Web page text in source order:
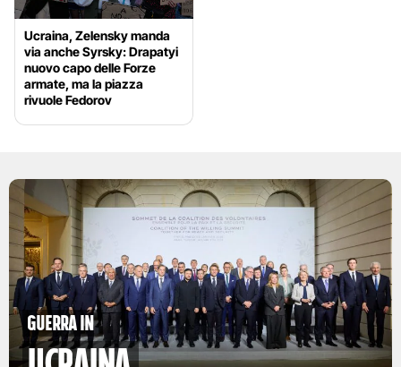
Ucraina, Zelensky manda
via anche Syrsky: Drapatyi
nuovo capo delle Forze
armate, ma la piazza
rivuole Fedorov
Guerra in